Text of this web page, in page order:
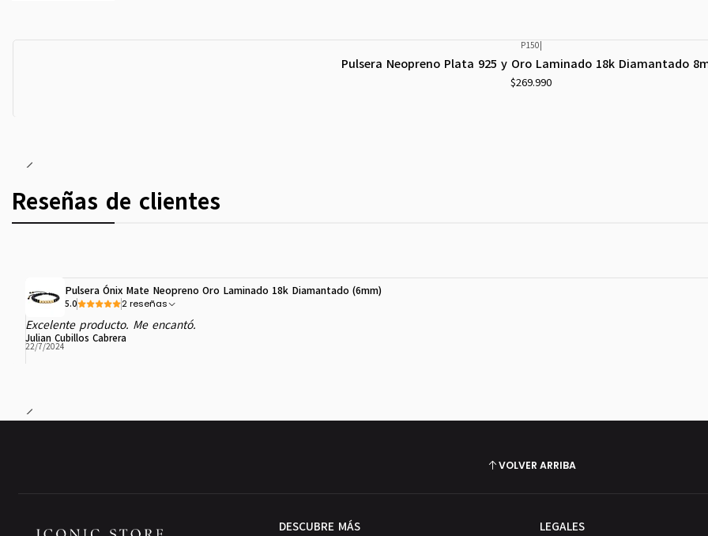
P150
Pulsera Neopreno Plata 925 y Oro Laminado 18k Diamantado
$269.990
Reseñas de clientes
Pulsera Ónix Mate Neopreno Oro Laminado 18k Diamantado (6mm)
5.0 2 reseñas
Excelente producto. Me encantó.
Julian Cubillos Cabrera
22/7/2024
VOLVER ARRIBA
DESCUBRE MÁS LEGALES